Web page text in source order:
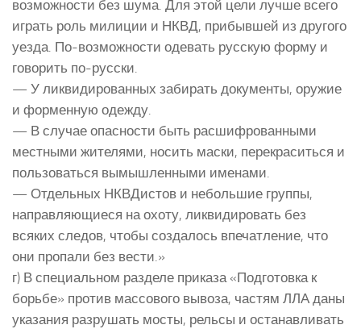
возможности без шума. Для этой цели лучше всего
играть роль милиции и НКВД, прибывшей из другого
уезда. По-возможности одевать русскую форму и
говорить по-русски.
— У ликвидированных забирать документы, оружие
и форменную одежду.
— В случае опасности быть расшифрованными
местными жителями, носить маски, перекраситься и
пользоваться вымышленными именами.
— Отдельных НКВДистов и небольшие группы,
направляющиеся на охоту, ликвидировать без
всяких следов, чтобы создалось впечатление, что
они пропали без вести.»
г) В специальном разделе приказа «Подготовка к
борьбе» против массового вывоза, частям ЛЛА даны
указания разрушать мосты, рельсы и останавливать